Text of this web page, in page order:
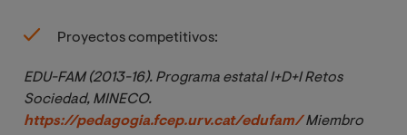
Proyectos competitivos:
EDU-FAM (2013-16). Programa estatal I+D+I Retos
https://pedagogia.fcep.urv.cat/edufam/ Miembro